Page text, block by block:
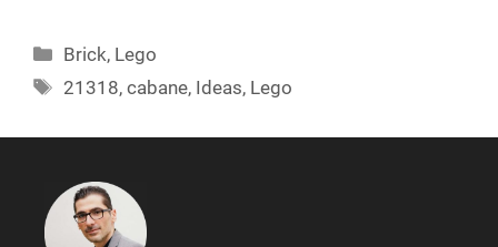
Categories
Brick, Lego
Tags
21318,cabane, Ideas, Lego